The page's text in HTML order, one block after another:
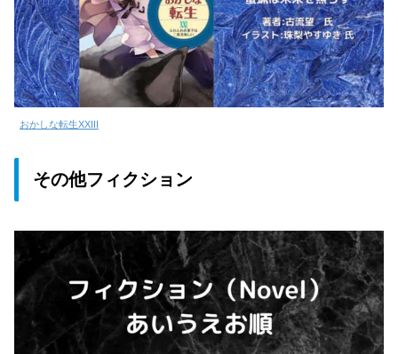
おかしな転生XXIII
その他フィクション